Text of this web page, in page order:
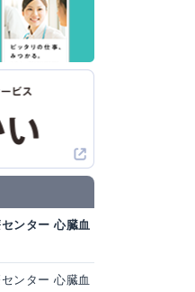
ンター 心臓血
ンター 心臓血